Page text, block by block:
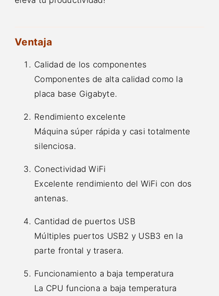
Ventaja
Calidad de los componentes
Componentes de alta calidad como la
placa base Gigabyte.
Rendimiento excelente
Máquina súper rápida y casi totalmente
silenciosa.
Conectividad WiFi
Excelente rendimiento del WiFi con dos
antenas.
Cantidad de puertos USB
Múltiples puertos USB2 y USB3 en la
parte frontal y trasera.
Funcionamiento a baja temperatura
La CPU funciona a baja temperatura